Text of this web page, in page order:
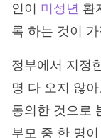
인이 미성년 환
록 하는 것이
정부에서 지정
명 다 오지 않
동의한 것으로
부모 중 한 명